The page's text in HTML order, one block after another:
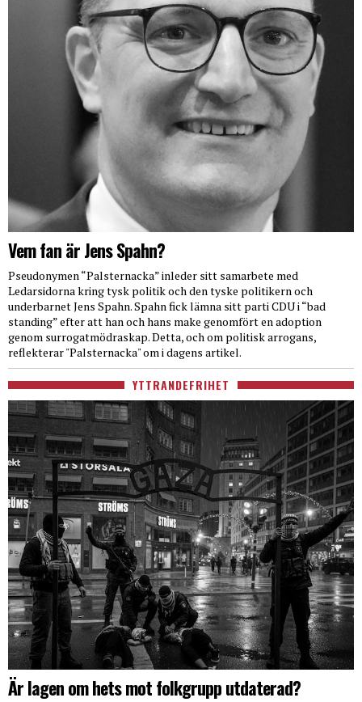
Vem fan är Jens Spahn?
Pseudonymen “Palsternacka” inleder sitt samarbete med
Ledarsidorna kring tysk politik och den tyske politikern och
underbarnet Jens Spahn. Spahn fick lämna sitt parti CDU i “bad
standing” efter att han och hans make genomfört en adoption
genom surrogatmödraskap. Detta, och om politisk arrogans,
reflekterar "Palsternacka" om i dagens artikel.
YTTRANDEFRIHET
Är lagen om hets mot folkgrupp utdaterad?